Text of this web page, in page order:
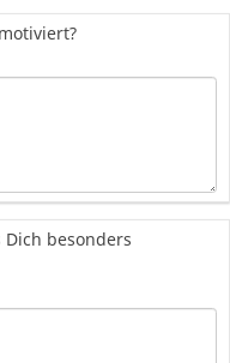
besonders